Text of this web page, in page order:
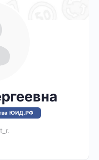
ЮИД.РФ